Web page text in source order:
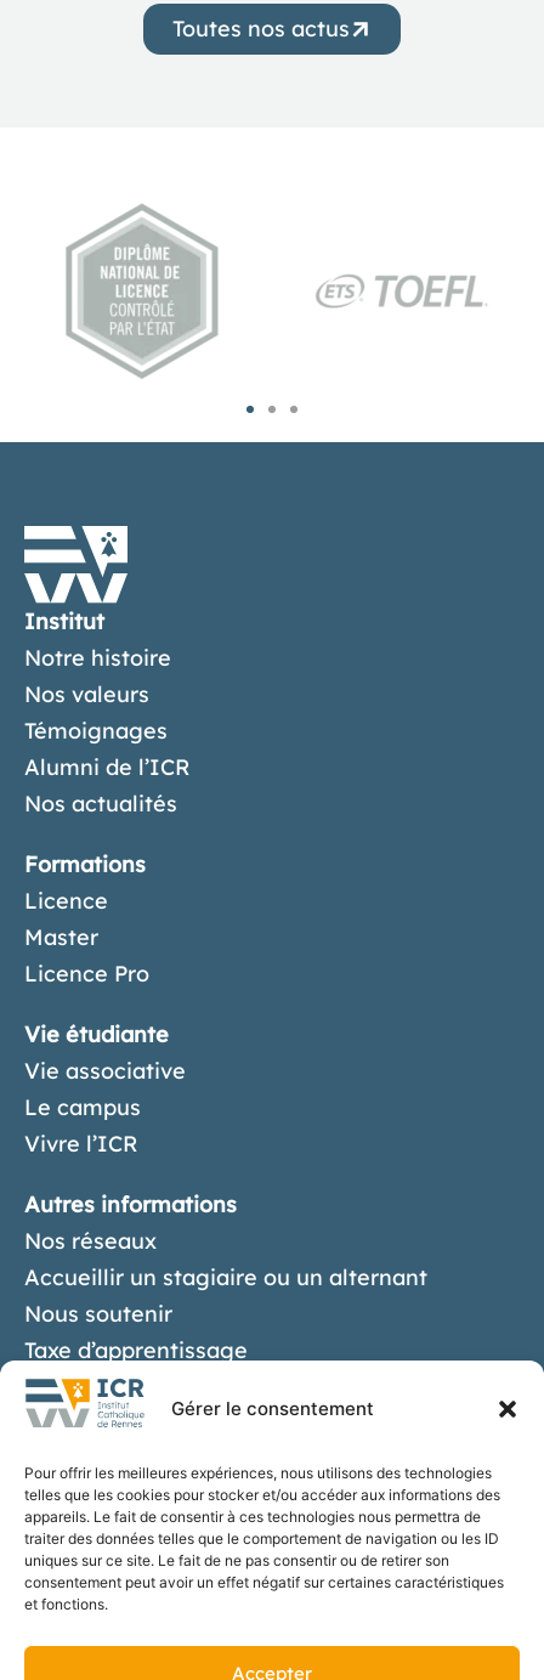
Gérer le consentement
Pour offrir les meilleures expériences, nous utilisons des technologies
telles que les cookies pour stocker et/ou accéder aux informations des
appareils. Le fait de consentir à ces technologies nous permettra de
traiter des données telles que le comportement de navigation ou les ID
uniques sur ce site. Le fait de ne pas consentir ou de retirer son
consentement peut avoir un effet négatif sur certaines caractéristiques
et fonctions.
Accepter
Toutes nos actus
Institut
Notre histoire
Nos valeurs
Témoignages
Alumni de l’ICR
Nos actualités
Formations
Licence
Master
Licence Pro
Vie étudiante
Vie associative
Le campus
Vivre l’ICR
Autres informations
Nos réseaux
Accueillir un stagiaire ou un alternant
Nous soutenir
Taxe d’apprentissage
Liens utiles
S'inscrire
Suivez-nous